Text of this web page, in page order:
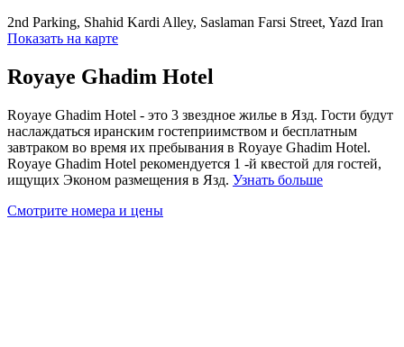
2nd Parking, Shahid Kardi Alley, Saslaman Farsi Street, Yazd Iran
Показать на карте
Royaye Ghadim Hotel
Royaye Ghadim Hotel - это 3 звездное жилье в Язд. Гости будут
наслаждаться иранским гостеприимством и бесплатным
завтраком во время их пребывания в Royaye Ghadim Hotel.
Royaye Ghadim Hotel рекомендуется 1 -й квестой для гостей,
ищущих Эконом размещения в Язд. Узнать больше
Смотрите номера и цены